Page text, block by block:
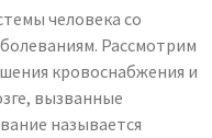
человека со
Рассмотрим
кровоснабжения и
вызванные
называется